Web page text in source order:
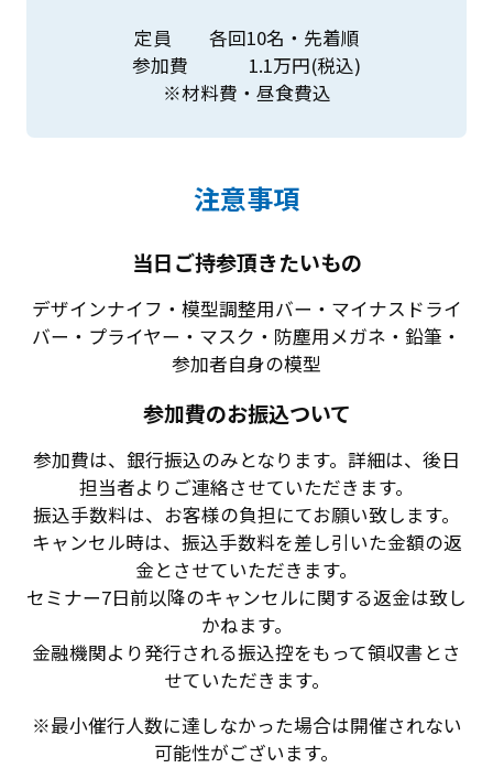
定員 各回10名・先着順
参加費 1.1万円(税込)
※材料費・昼食費込
注意事項
当日ご持参頂きたいもの
デザインナイフ・模型調整用バー・マイナスドライ
バー・プライヤー・マスク・防塵用メガネ・鉛筆・
参加者自身の模型
参加費のお振込ついて
参加費は、銀行振込のみとなります。詳細は、後日
担当者よりご連絡させていただきます。
振込手数料は、お客様の負担にてお願い致します。
キャンセル時は、振込手数料を差し引いた金額の返
金とさせていただきます。
セミナー7日前以降のキャンセルに関する返金は致し
かねます。
金融機関より発行される振込控をもって領収書とさ
せていただきます。
※最小催行人数に達しなかった場合は開催されない
可能性がございます。